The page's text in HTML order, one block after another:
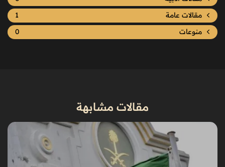
مقالات عامة
1
منوعات
0
مقالات مشابهة